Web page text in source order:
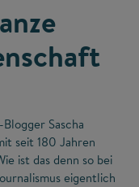
Sascha
seit 180 Jahren
ist das denn so bei
eigentlich